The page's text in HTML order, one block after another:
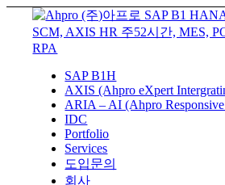
SAP B1H
AXIS (Ahpro eXpert
ARIA – AI (Ahpro
IDC
Portfolio
Services
도입문의
회사